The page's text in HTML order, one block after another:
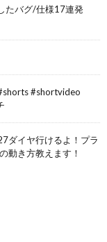
たバグ/仕様17連発
#shortvideo
ダイヤ行けるよ！プラ
動き方教えます！